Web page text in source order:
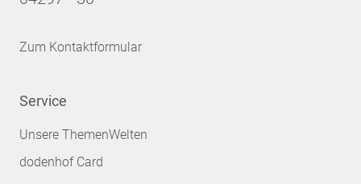
Zum Kontaktformular
Service
Unsere ThemenWelten
dodenhof Card